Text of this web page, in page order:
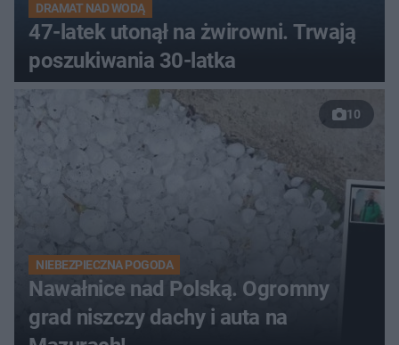
DRAMAT NAD WODĄ
47-latek utonął na żwirowni. Trwają
poszukiwania 30-latka
10
NIEBEZPIECZNA POGODA
Nawałnice nad Polską. Ogromny
grad niszczy dachy i auta na